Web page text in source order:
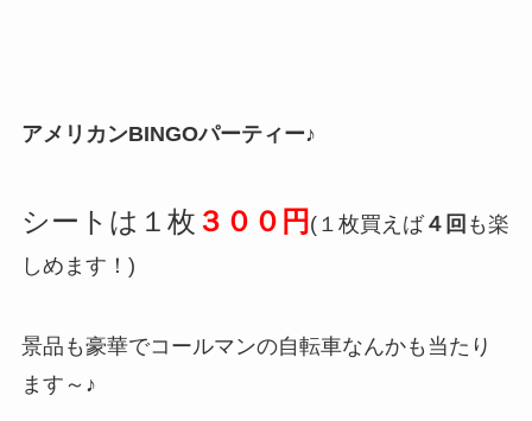
アメリカンBINGOパーティー♪
シートは１枚 ３００円 (１枚買えば４回 も楽
しめます！)
景品も豪華でコールマンの自転車なんかも当たり
ます～♪